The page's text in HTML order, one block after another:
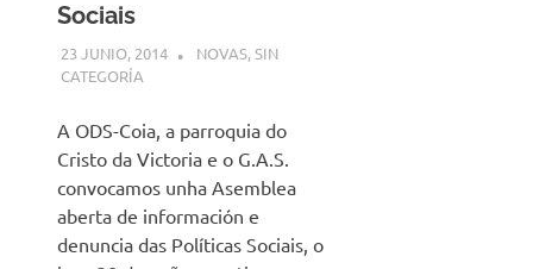
Sociais
23 JUNIO, 2014 DESARROLLO
NOVAS,SIN
CATEGORÍA
A ODS-Coia, a parroquia do
Cristo da Victoria e o G.A.S.
convocamos unha Asemblea
aberta de información e
denuncia das Políticas Sociais, o